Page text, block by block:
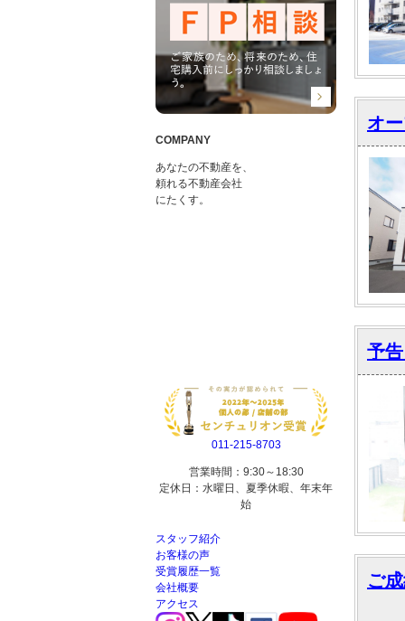
オ
予
ご
COMPANY
あなたの不動産を、
頼れる不動産会社
にたくす。
011-215-8703
営業時間：9:30～18:30
定休日：水曜日、夏季休暇、年末年
始
スタッフ紹介
お客様の声
受賞履歴一覧
会社概要
アクセス